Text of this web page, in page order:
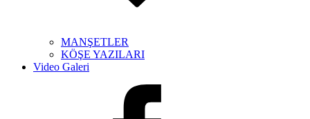
MANŞETLER
KÖŞE YAZILARI
Video Galeri